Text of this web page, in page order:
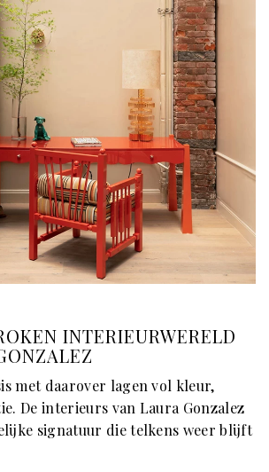
INTERIEURWERELD
met daarover lagen vol kleur,
De interieurs van Laura Gonzalez
signatuur die telkens weer blijft